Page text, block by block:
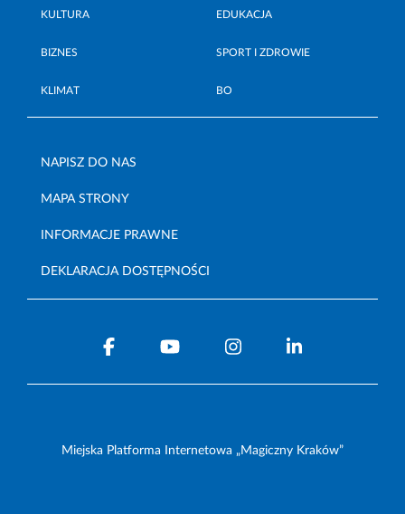
KULTURA EDUKACJA
BIZNES SPORT I ZDROWIE
KLIMAT BO
NAPISZ DO NAS
MAPA STRONY
INFORMACJE PRAWNE
DEKLARACJA DOSTĘPNOŚCI
Miejska Platforma Internetowa „Magiczny Kraków”